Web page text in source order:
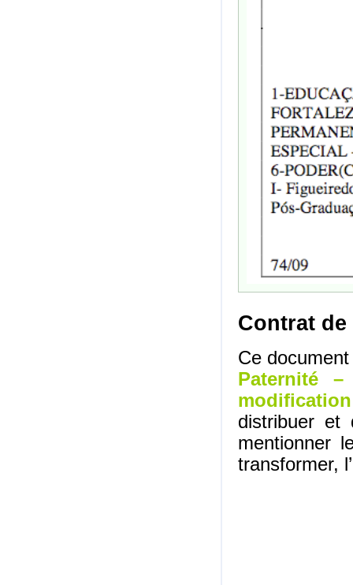
Contrat
Ce
Paternité
modification
distribuer et
mentionner
transformer,